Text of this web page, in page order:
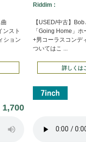
ンスト
ション
1,700
Riddim :
【USED/中古】
「Going Home」ホ
+男コーラスコンデ
ついてはこ ...
詳しくは